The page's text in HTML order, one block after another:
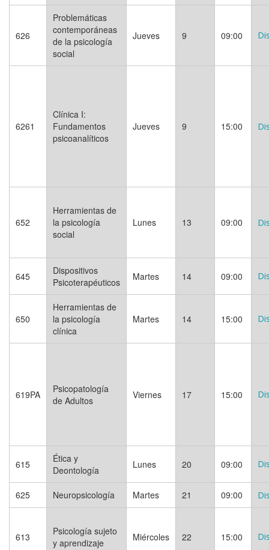
626
Problemáticas
contemporáneas
de la psicología
social
Jueves 9 09:00
6261
Clínica I:
Fundamentos
psicoanalíticos
Jueves 9 15:00
652
Herramientas de
la psicología
social
Lunes 13 09:00
645
Dispositivos
Psicoterapéuticos
Martes 14 09:00
650
Herramientas de
la psicología
clínica
Martes 14 15:00
619PA
Psicopatología
de Adultos
Viernes 17 15:00
615
Ética y
Deontología
Lunes 20 09:00
625 Neuropsicología Martes 21 09:00
613
Psicología sujeto
y aprendizaje
Miércoles 22 15:00